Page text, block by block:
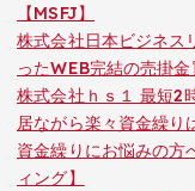
【MSFJ】
株式会社日本ビジネス
ったWEB完結の売掛
株式会社ｈｓ１ 最短2
居ながら楽々資金繰り
資金繰りにお悩みの方
ィング】